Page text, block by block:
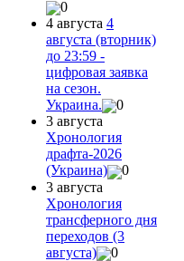
0
4 августа 4
августа (вторник)
до 23:59 -
цифровая заявка
на сезон.
Украина.
0
3 августа
Хронология
драфта-2026
(Украина)
0
3 августа
Хронология
трансферного дня
переходов (3
августа)
0